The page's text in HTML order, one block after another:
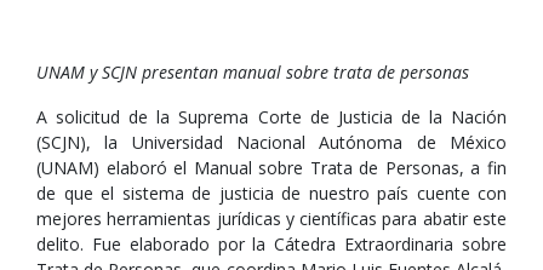
UNAM y SCJN presentan manual sobre trata de personas
A solicitud de la Suprema Corte de Justicia de la Nación
(SCJN), la Universidad Nacional Autónoma de México
(UNAM) elaboró el Manual sobre Trata de Personas, a fin
de que el sistema de justicia de nuestro país cuente con
mejores herramientas jurídicas y científicas para abatir este
delito. Fue elaborado por la Cátedra Extraordinaria sobre